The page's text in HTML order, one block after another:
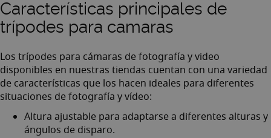
Características principales de
trípodes para camaras
Los trípodes para cámaras de fotografía y video
disponibles en nuestras tiendas cuentan con una variedad
de características que los hacen ideales para diferentes
situaciones de fotografía y vídeo:
Altura ajustable para adaptarse a diferentes alturas y
ángulos de disparo.